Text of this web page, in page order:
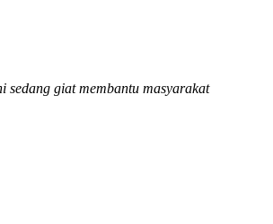
sedang giat membantu masyarakat